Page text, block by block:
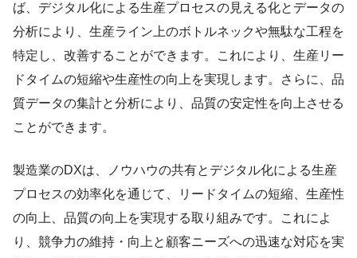
ば、デジタル化による生産プロセスの見える化とデータの
分析により、生産ライン上のボトルネックや無駄な工程を
特定し、改善することができます。これにより、生産リー
ドタイムの短縮や生産性の向上を実現します。さらに、品
質データの集計と分析により、品質の安定性を向上させる
ことができます。
製造業のDXは、ノウハウの共有とデジタル化による生産
プロセスの効率化を通じて、リードタイムの短縮、生産性
の向上、品質の向上を実現する取り組みです。これによ
り、競争力の維持・向上と顧客ニーズへの迅速な対応を実